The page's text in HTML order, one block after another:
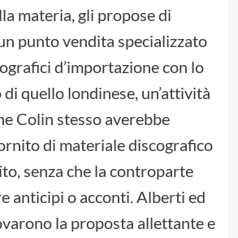
materia, gli propose di
punto vendita specializzato
d’importazione con lo
quello londinese, un’attività
Colin stesso averebbe
di materiale discografico
senza che la controparte
anticipi o acconti. Alberti ed
la proposta allettante e